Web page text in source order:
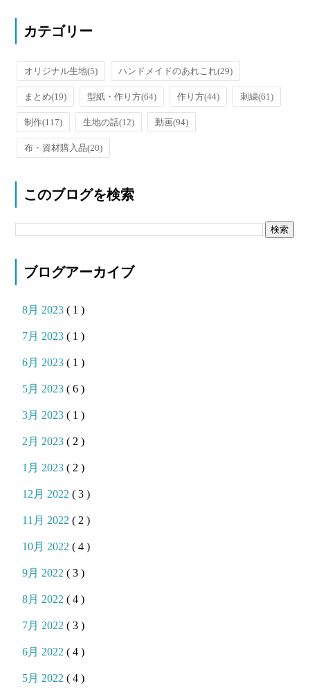
カテゴリー
オリジナル生地(5) ハンドメイドのあれこれ(29)
まとめ(19) 型紙・作り方(64) 作り方(44) 刺繍(61)
制作(117) 生地の話(12) 動画(94)
布・資材購入品(20)
このブログを検索
ブログアーカイブ
8月 2023( 1 )
7月 2023( 1 )
6月 2023( 1 )
5月 2023( 6 )
3月 2023( 1 )
2月 2023( 2 )
1月 2023( 2 )
12月 2022( 3 )
11月 2022( 2 )
10月 2022( 4 )
9月 2022( 3 )
8月 2022( 4 )
7月 2022( 3 )
6月 2022( 4 )
5月 2022( 4 )